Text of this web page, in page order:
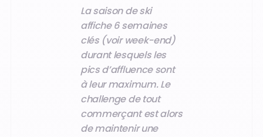
La saison de ski
affiche 6 semaines
clés (voir week-end)
durant lesquels les
pics d’affluence sont
à leur maximum. Le
challenge de tout
commerçant est alors
de maintenir une